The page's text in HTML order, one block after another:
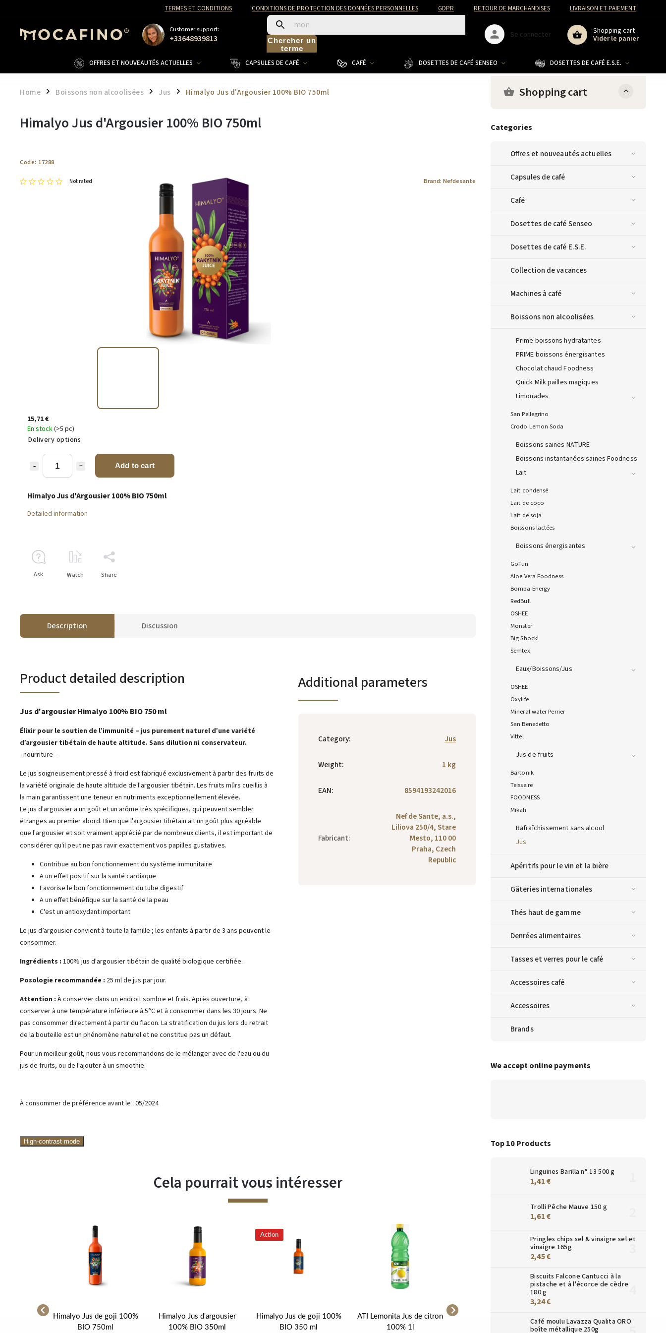
TERMES ET CONDITIONS CONDITIONS DE PROTECTION DES DONNÉES PERSONNELLES GDPR RETOUR DE MARCHANDISES LIVRAISON ET PAIEMENT
Customer support:
+33648939813
Chercher un
terme
Shopping cart
Vider le panier
Se connecter
OFFRES ET NOUVEAUTÉS ACTUELLES CAPSULES DE CAFÉ CAFÉ DOSETTES DE CAFÉ SENSEO DOSETTES DE CAFÉ E.S.E.
Home / Boissons non alcoolisées / Jus / Himalyo Jus d'Argousier 100% BIO 750ml Shopping cart
Categories
Offres et nouveautés actuelles
Capsules de café
Café
Dosettes de café Senseo
Dosettes de café E.S.E.
Collection de vacances
Machines à café
Boissons non alcoolisées
Prime boissons hydratantes
PRIME boissons énergisantes
Chocolat chaud Foodness
Quick Milk pailles magiques
Limonades
San Pellegrino
Crodo Lemon Soda
Boissons saines NATURE
Boissons instantanées saines Foodness
Lait
Lait condensé
Lait de coco
Lait de soja
Boissons lactées
Boissons énergisantes
GoFun
Aloe Vera Foodness
Bomba Energy
RedBull
OSHEE
Monster
Big Shock!
Semtex
Eaux/Boissons/Jus
OSHEE
Oxylife
Mineral water Perrier
San Benedetto
Vittel
Jus de fruits
Bartonik
Teisseire
FOODNESS
Mikah
Rafraîchissement sans alcool
Jus
Apéritifs pour le vin et la bière
Gâteries internationales
Thés haut de gamme
Denrées alimentaires
Tasses et verres pour le café
Accessoires café
Accessoires
Brands
We accept online payments
Top 10 Products
Linguines Barilla n° 13 500 g
1,41 €
Trolli Pêche Mauve 150 g
1,61 €
Pringles chips sel & vinaigre sel et
vinaigre 165g
2,45 €
Biscuits Falcone Cantucci à la
pistache et à l'écorce de cèdre
180 g
3,24 €
Café moulu Lavazza Qualita ORO
boîte métallique 250g
Himalyo Jus d'Argousier 100% BIO 750ml
Code: 17288
Not rated Brand: Nefdesante
15,71 €
En stock(>5 pc)
Delivery options
Add to cart
Himalyo Jus d'Argousier 100% BIO 750ml
Detailed information
Ask Watch Share
Description Discussion
Product detailed description
Jus d'argousier Himalyo 100% BIO 750 ml
Élixir pour le soutien de l’immunité – jus purement naturel d’une variété
d’argousier tibétain de haute altitude. Sans dilution ni conservateur.
- nourriture -
Le jus soigneusement pressé à froid est fabriqué exclusivement à partir des fruits de
la variété originale de haute altitude de l'argousier tibétain. Les fruits mûrs cueillis à
la main garantissent une teneur en nutriments exceptionnellement élevée.
Le jus d'argousier a un goût et un arôme très spécifiques, qui peuvent sembler
étranges au premier abord. Bien que l'argousier tibétain ait un goût plus agréable
que l'argousier et soit vraiment apprécié par de nombreux clients, il est important de
considérer qu'il peut ne pas ravir exactement vos papilles gustatives.
Contribue au bon fonctionnement du système immunitaire
A un effet positif sur la santé cardiaque
Favorise le bon fonctionnement du tube digestif
A un effet bénéfique sur la santé de la peau
C'est un antioxydant important
Le jus d’argousier convient à toute la famille ; les enfants à partir de 3 ans peuvent le
consommer.
Ingrédients : 100% jus d'argousier tibétain de qualité biologique certifiée.
Posologie recommandée : 25 ml de jus par jour.
Attention : À conserver dans un endroit sombre et frais. Après ouverture, à
conserver à une température inférieure à 5°C et à consommer dans les 30 jours. Ne
pas consommer directement à partir du flacon. La stratification du jus lors du retrait
de la bouteille est un phénomène naturel et ne constitue pas un défaut.
Pour un meilleur goût, nous vous recommandons de le mélanger avec de l'eau ou du
jus de fruits, ou de l'ajouter à un smoothie.
À consommer de préférence avant le : 05/2024
Additional parameters
Category: Jus
Weight: 1 kg
EAN: 8594193242016
Fabricant:
Nef de Sante, a.s.,
Liliova 250/4, Stare
Mesto, 110 00
Praha, Czech
Republic
High-contrast mode
Cela pourrait vous intéresser
Himalyo Jus de goji 100%
BIO 750ml
Himalyo Jus d'argousier
100% BIO 350ml
Action
Himalyo Jus de goji 100%
BIO 350 ml
ATI Lemonita Jus de citron
100% 1l
100% 0,2 l